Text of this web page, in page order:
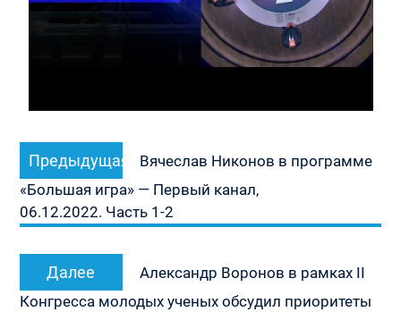
Навигация
по
записям
Предыдущая
запись:
Вячеслав Никонов в программе
«Большая игра» — Первый канал,
06.12.2022. Часть 1-2
Далее
запись:
Александр Воронов в рамках II
Конгресса молодых ученых обсудил приоритеты